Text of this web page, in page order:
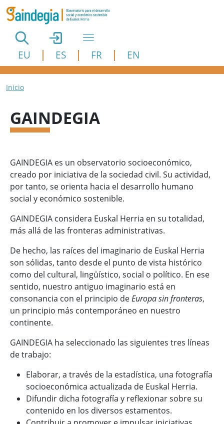
Pasar al contenido principal
EU ES FR EN
Ruta de navegación
Inicio
GAINDEGIA
GAINDEGIA es un observatorio socioeconómico,
creado por iniciativa de la sociedad civil. Su actividad,
por tanto, se orienta hacia el desarrollo humano
social y económico sostenible.
GAINDEGIA considera Euskal Herria en su totalidad,
más allá de las fronteras administrativas.
De hecho, las raíces del imaginario de Euskal Herria
son sólidas, tanto desde el punto de vista histórico
como del cultural, lingüístico, social o político. En ese
sentido, nuestro antiguo imaginario está en
consonancia con el principio deEuropa sin fronteras,
un principio más contemporáneo en nuestro
continente.
GAINDEGIA ha seleccionado las siguientes tres líneas
de trabajo:
Elaborar, a través de la estadística, una fotografía
socioeconómica actualizada de Euskal Herria.
Difundir dicha fotografía y reflexionar sobre su
contenido en los diversos estamentos.